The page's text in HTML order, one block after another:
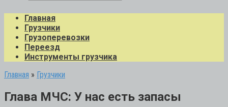
Главная
Грузчики
Грузоперевозки
Переезд
Инструменты грузчика
Главная » Грузчики
Глава МЧС: У нас есть запасы